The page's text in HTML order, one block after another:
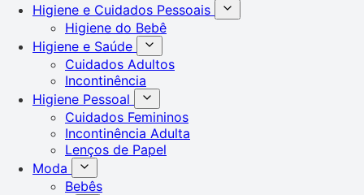
Higiene e Cuidados Pessoais
Higiene do Bebê
Higiene e Saúde
Cuidados Adultos
Incontinência
Higiene Pessoal
Cuidados Femininos
Incontinência Adulta
Lenços de Papel
Moda
Bebês